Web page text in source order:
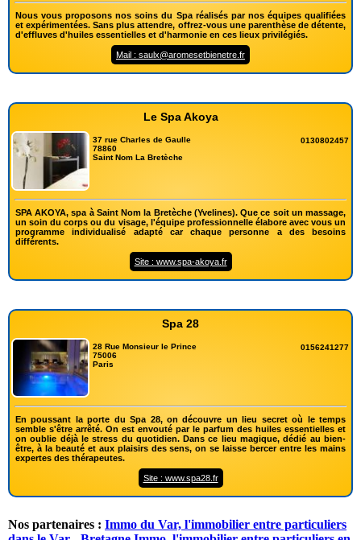
Nous vous proposons nos soins du Spa réalisés par nos équipes qualifiées
et expérimentées. Sans plus attendre, offrez-vous une parenthèse de détente,
d'effluves d'huiles essentielles et d'harmonie en ces lieux privilégiés.
Mail : saulx@aromesetbienetre.fr
Le Spa Akoya
37 rue Charles de Gaulle
78860
Saint Nom La Bretèche
0130802457
SPA AKOYA, spa à Saint Nom la Bretèche (Yvelines). Que ce soit un massage,
un soin du corps ou du visage, l'équipe professionnelle élabore avec vous un
programme individualisé adapté car chaque personne a des besoins
différents.
Site : www.spa-akoya.fr
Spa 28
28 Rue Monsieur le Prince
75006
Paris
0156241277
En poussant la porte du Spa 28, on découvre un lieu secret où le temps
semble s'être arrêté. On est envouté par le parfum des huiles essentielles et
on oublie déjà le stress du quotidien. Dans ce lieu magique, dédié au bien-
être, à la beauté et aux plaisirs des sens, on se laisse bercer entre les mains
expertes des thérapeutes.
Site : www.spa28.fr
Nos partenaires : Immo du Var, l'immobilier entre particuliers